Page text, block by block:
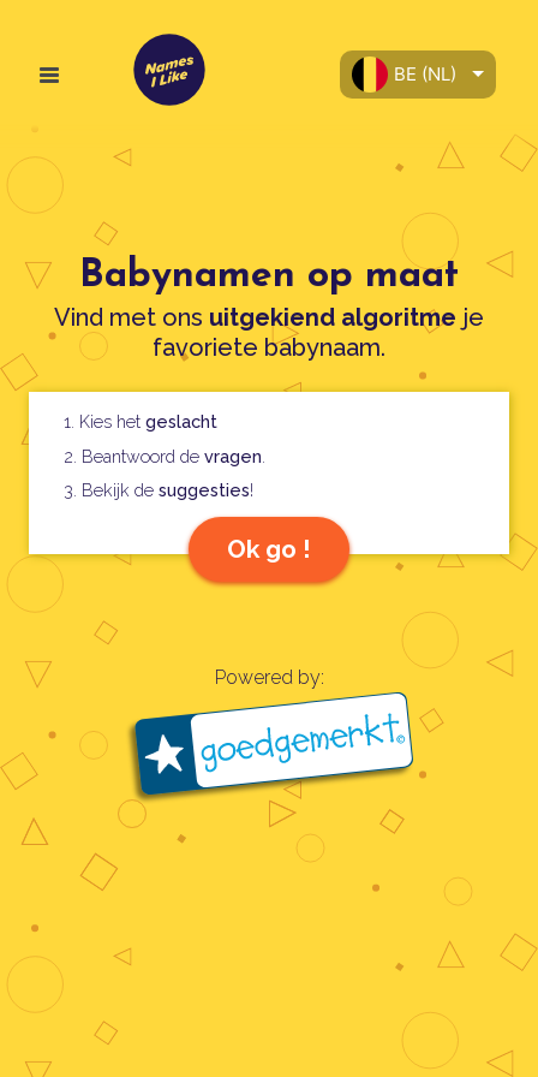
BE (NL)
Babynamen op maat
Vind met ons uitgekiend algoritme je
favoriete babynaam.
1. Kies het geslacht
2. Beantwoord de vragen
3. Bekijk de suggesties!
Ok go !
Powered by: